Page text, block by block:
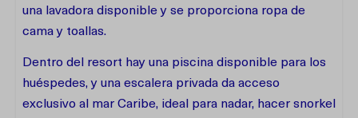
una lavadora disponible y se proporciona ropa de
cama y toallas.
Dentro del resort hay una piscina disponible para los
huéspedes, y una escalera privada da acceso
exclusivo al mar Caribe, ideal para nadar, hacer snorkel